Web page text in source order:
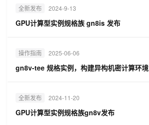
全新发布 2024-9-13
GPU计算型实例规格族 gn8is 发布
操作指南 2025-06-06
gn8v-tee 规格实例，构建异构机密计算环境
全新发布 2024-11-20
GPU计算型实例规格族gn8v发布